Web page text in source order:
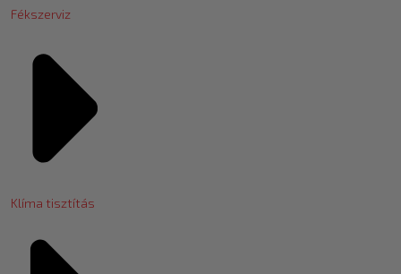
Fékszerviz
Klíma tisztítás